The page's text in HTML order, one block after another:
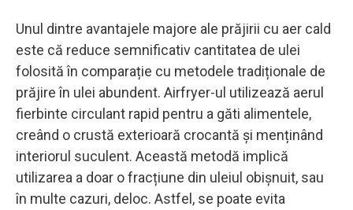
Unul dintre avantajele majore ale prăjirii cu aer cald
este că reduce semnificativ cantitatea de ulei
folosită în comparație cu metodele tradiționale de
prăjire în ulei abundent. Airfryer-ul utilizează aerul
fierbinte circulant rapid pentru a găti alimentele,
creând o crustă exterioară crocantă și menținând
interiorul suculent. Această metodă implică
utilizarea a doar o fracțiune din uleiul obișnuit, sau
în multe cazuri, deloc. Astfel, se poate evita